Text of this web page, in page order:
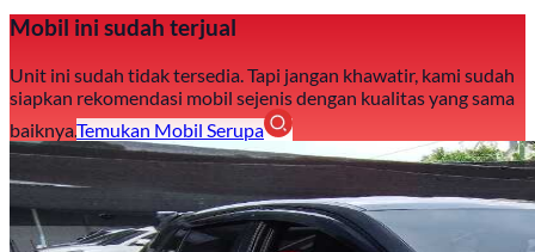
Mobil ini sudah terjual
Unit ini sudah tidak tersedia. Tapi jangan khawatir, kami sudah
siapkan rekomendasi mobil sejenis dengan kualitas yang sama
baiknya.Temukan Mobil Serupa